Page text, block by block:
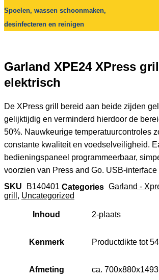
Spoelen, wassen schoonmaken,
desinfecteren en reinigen
Garland XPE24 XPress
elektrisch
De XPress grill bereid aan beide zijden
gelijktijdig en verminderd hierdoor de
50%. Nauwkeurige temperatuurcontroles
constante kwaliteit en voedselveiligheid.
bedieningspaneel programmeerbaar,
voorzien van Press and Go. USB-interface
SKU
B140401 Categories Garland -
grill , Uncategorized
Inhoud 2-plaats
Kenmerk Productdikte tot
Afmeting ca.